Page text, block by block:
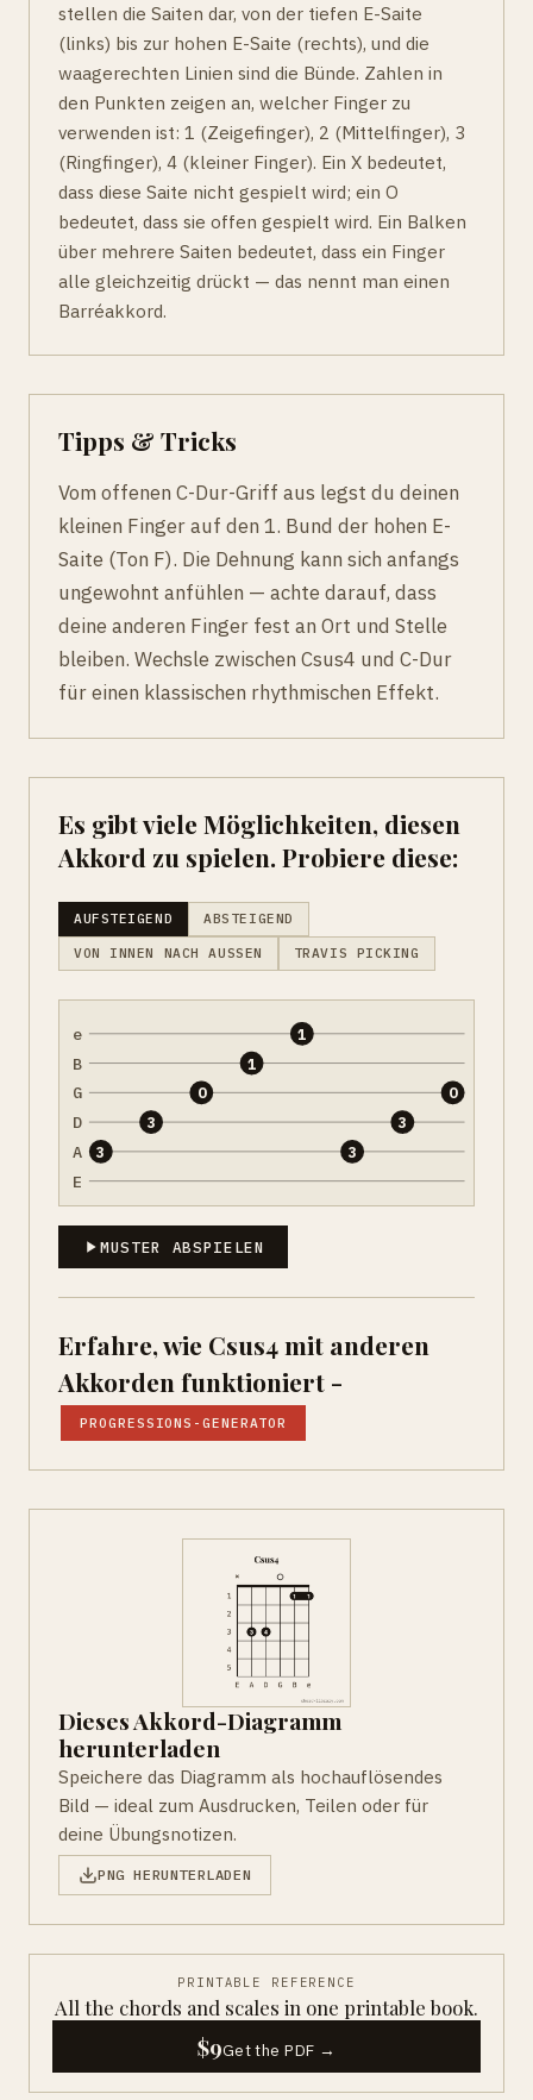
stellen die Saiten dar, von der tiefen E-Saite
(links) bis zur hohen E-Saite (rechts), und die
waagerechten Linien sind die Bünde. Zahlen in
den Punkten zeigen an, welcher Finger zu
verwenden ist: 1 (Zeigefinger), 2 (Mittelfinger), 3
(Ringfinger), 4 (kleiner Finger). Ein X bedeutet,
dass diese Saite nicht gespielt wird; ein O
bedeutet, dass sie offen gespielt wird. Ein Balken
über mehrere Saiten bedeutet, dass ein Finger
alle gleichzeitig drückt — das nennt man einen
Barréakkord.
Tipps & Tricks
Vom offenen C-Dur-Griff aus legst du deinen
kleinen Finger auf den 1. Bund der hohen E-
Saite (Ton F). Die Dehnung kann sich anfangs
ungewohnt anfühlen — achte darauf, dass
deine anderen Finger fest an Ort und Stelle
bleiben. Wechsle zwischen Csus4 und C-Dur
für einen klassischen rhythmischen Effekt.
Es gibt viele Möglichkeiten, diesen
Akkord zu spielen. Probiere diese:
AUFSTEIGEND ABSTEIGEND
VON INNEN NACH AUSSEN TRAVIS PICKING
e
B
G
D
A
E
3
3
0
1
1
3
3
0
MUSTER ABSPIELEN
Erfahre, wie Csus4 mit anderen
Akkorden funktioniert -
PROGRESSIONS-GENERATOR
Dieses Akkord-Diagramm
herunterladen
Speichere das Diagramm als hochauflösendes
Bild — ideal zum Ausdrucken, Teilen oder für
deine Übungsnotizen.
PNG HERUNTERLADEN
PRINTABLE REFERENCE
All the chords and scales in one printable book.
$9Get the PDF →